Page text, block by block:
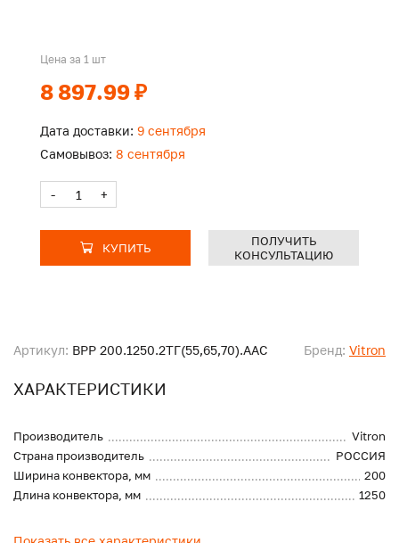
Артикул: ВРР 200.1250.2ТГ(55,65,70).ААС Бренд: Vitron
ХАРАКТЕРИСТИКИ
Производитель
Vitron
Страна производитель
РОССИЯ
Ширина конвектора, мм
200
Длина конвектора, мм
1250
Цена за 1 шт
8 897.99 ₽
Дата доставки: 9 сентября
Самовывоз: 8 сентября
- +
КУПИТЬ
ПОЛУЧИТЬ
КОНСУЛЬТАЦИЮ